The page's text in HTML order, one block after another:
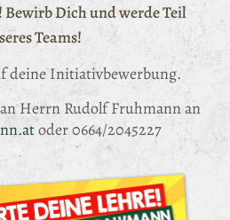
Bewirb Dich und werde Teil
Teams!
deine Initiativbewerbung.
Herrn Rudolf Fruhmann an
oder0664/2045227